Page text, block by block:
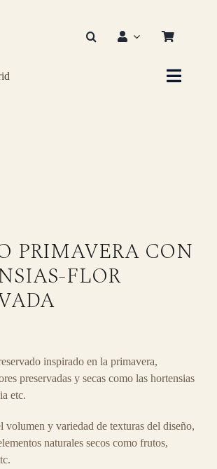
Toggle
Galería –
PRIMAVERA CON
FLOR
inspirado en la primavera,
preservadas y secas como las hortensias
etc.
volumen y variedad de texturas del diseño,
naturales secos como frutos,